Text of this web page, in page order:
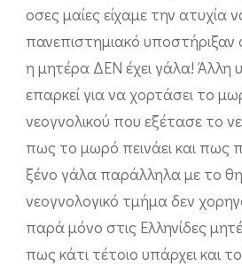
oσες μαίες είχαμε την
πανεπιστημιακό υποστήριξαν
η μητέρα ΔΕΝ έχει γάλα!
επαρκεί για να χορτάσει το
νεογνολικού που εξέτασε το
πως το μωρό πεινάει και πως
ξένο γάλα παράλληλα με το
νεογνολογικό τμήμα δεν
παρά μόνο στις Ελληνίδες
πως κάτι τέτοιο υπάρχει και